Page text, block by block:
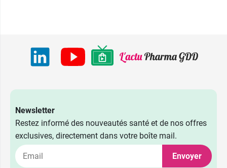
Newsletter
Restez informé des nouveautés santé et de nos offres
exclusives, directement dans votre boîte mail.
Envoyer